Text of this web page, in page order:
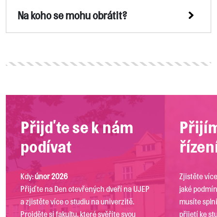
Na koho se mohu obrátit?
Přijďte se k nám
podívat
Kdy:únor 2026
Přijďte na Den otevřených dveří na UJEP
a zjistěte více o studiu na univerzitě.
Projděte si fakultu, které svěříte svou
Zjistěte
jaké
musíte
přijetí ke